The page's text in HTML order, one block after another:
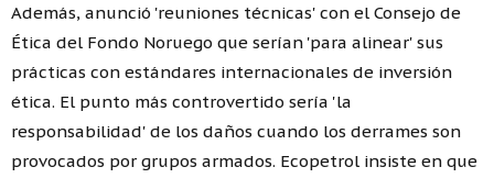
Además, anunció 'reuniones técnicas' con el Consejo de
Ética del Fondo Noruego que serían 'para alinear' sus
prácticas con estándares internacionales de inversión
ética. El punto más controvertido sería 'la
responsabilidad' de los daños cuando los derrames son
provocados por grupos armados. Ecopetrol insiste en que